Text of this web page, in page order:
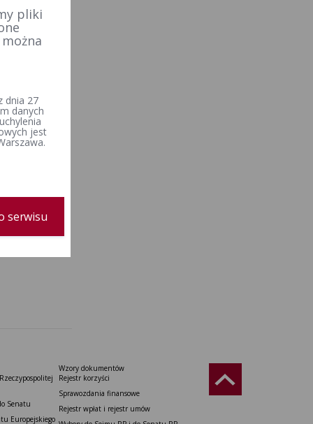
Senatu
Europejskiego
Wzory dokumentów
Rejestr korzyści
Sprawozdania finansowe
Rejestr wpłat i rejestr umów
pliki
dnia 27
danych
jest
serwisu